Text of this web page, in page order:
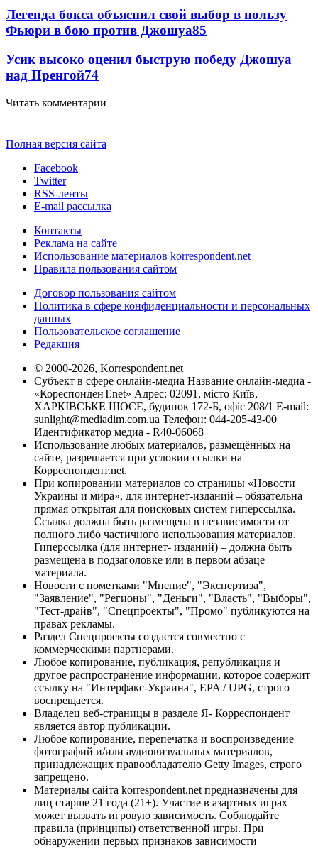
Легенда бокса объяснил свой выбор в пользу
Фьюри в бою против Джошуа85
Усик высоко оценил быструю победу Джошуа
над Пренгой74
Читать комментарии
Полная версия сайта
Facebook
Twitter
RSS-ленты
E-mail рассылка
Контакты
Реклама на сайте
Использование материалов korrespondent.net
Правила пользования сайтом
Договор пользования сайтом
Политика в сфере конфиденциальности и персональных
данных
Пользовательское соглашение
Редакция
© 2000-2026, Korrespondent.net
Субъект в сфере онлайн-медиа Название онлайн-медиа -
«КореспонденТ.net» Адрес: 02091, місто Київ,
ХАРКІВСЬКЕ ШОСЕ, будинок 172-Б, офіс 208/1 E-mail:
sunlight@mediadim.com.ua Телефон: 044-205-43-00
Идентификатор медиа - R40-06068
Использование любых материалов, размещённых на
сайте, разрешается при условии ссылки на
Корреспондент.net.
При копировании материалов со страницы «Новости
Украины и мира», для интернет-изданий – обязательна
прямая открытая для поисковых систем гиперссылка.
Ссылка должна быть размещена в независимости от
полного либо частичного использования материалов.
Гиперссылка (для интернет- изданий) – должна быть
размещена в подзаголовке или в первом абзаце
материала.
Новости с пометками "Мнение", "Экспертиза",
"Заявление", "Регионы", "Деньги", "Власть", "Выборы",
"Тест-драйв", "Спецпроекты", "Промо" публикуются на
правах рекламы.
Раздел Спецпроекты создается совместно с
коммерческими партнерами.
Любое копирование, публикация, републикация и
другое распространение информации, которое содержит
ссылку на "Интерфакс-Украина", EPA / UPG, строго
воспрещается.
Владелец веб-страницы в разделе Я- Корреспондент
является автор публикации.
Любое копирование, перепечатка и воспроизведение
фотографий и/или аудиовизуальных материалов,
принадлежащих правообладателю Getty Images, строго
запрещено.
Материалы сайта korrespondent.net предназначены для
лиц старше 21 года (21+). Участие в азартных играх
может вызвать игровую зависимость. Соблюдайте
правила (принципы) ответственной игры. При
обнаружении первых признаков зависимости